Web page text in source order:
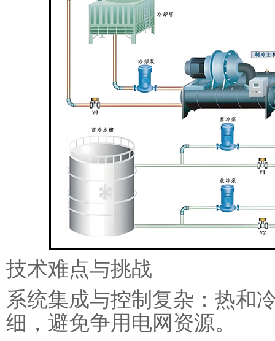
技术难点与挑战
系统集成与控制复杂‌：热和
细，避免争用电网资源。